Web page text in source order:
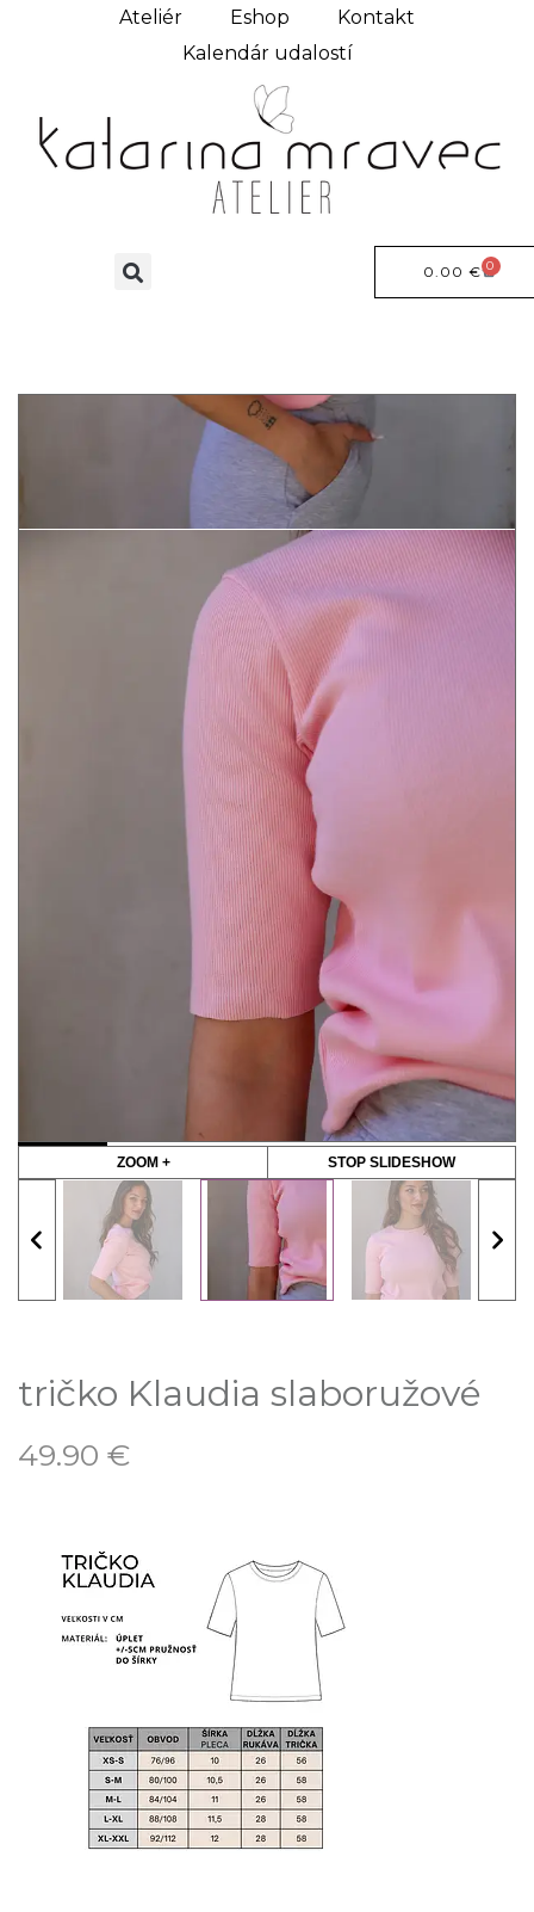
Ateliér Eshop
Kontakt
Kalendár udalostí
0.00 € 0
ZOOM + STOP SLIDESHOW
tričko Klaudia slaboružové
49.90 €